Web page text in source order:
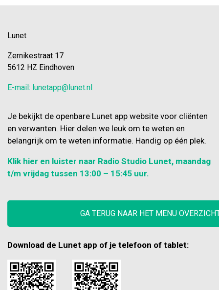
Lunet
Zernikestraat 17
5612 HZ Eindhoven
E-mail: lunetapp@lunet.nl
Je bekijkt de openbare Lunet app website voor cliënten
en verwanten. Hier delen we leuk om te weten en
belangrijk om te weten informatie. Handig op één plek.
Klik hier en luister naar Radio Studio Lunet, maandag
t/m vrijdag tussen 13:00 – 15:45 uur.
GA TERUG NAAR HET MENU
Download de Lunet app of je telefoon of tablet: